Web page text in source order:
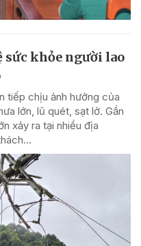
sức khỏe người lao
tiếp chịu ảnh hưởng của
lớn, lũ quét, sạt lở. Gần
xảy ra tại nhiều địa